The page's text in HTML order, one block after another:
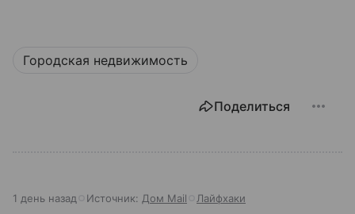
Городская недвижимость
Поделиться
1 день назад Источник: Дом Mail Лайфхаки